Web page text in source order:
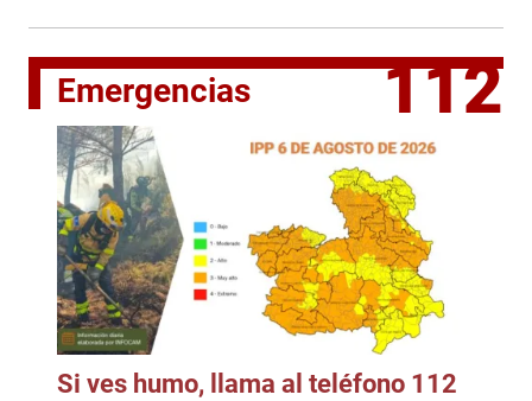
Emergencias 112
Si ves humo, llama al teléfono 112